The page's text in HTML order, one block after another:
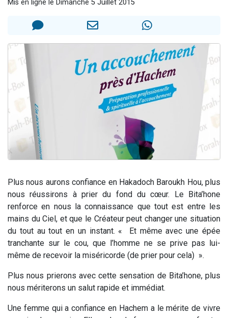
30 personnes viennent de faire un don pour Sauvez la jambe de Yohan
12 nouvelles musiques dans Torah-Box Music
29 personnes viennent de demander une bénédiction
Mis en ligne le Dimanche 5 Juillet 2015
Plus nous aurons confiance en Hakadoch Baroukh Hou, plus
nous réussirons à prier du fond du cœur. Le Bita’hone
renforce en nous la connaissance que tout est entre les
mains du Ciel, et que le Créateur peut changer une situation
du tout au tout en un instant. « Et même avec une épée
tranchante sur le cou, que l’homme ne se prive pas lui-
même de recevoir la miséricorde (de prier pour cela) ».
Plus nous prierons avec cette sensation de Bita’hone, plus
nous mériterons un salut rapide et immédiat.
Une femme qui a confiance en Hachema le mérite de vivre